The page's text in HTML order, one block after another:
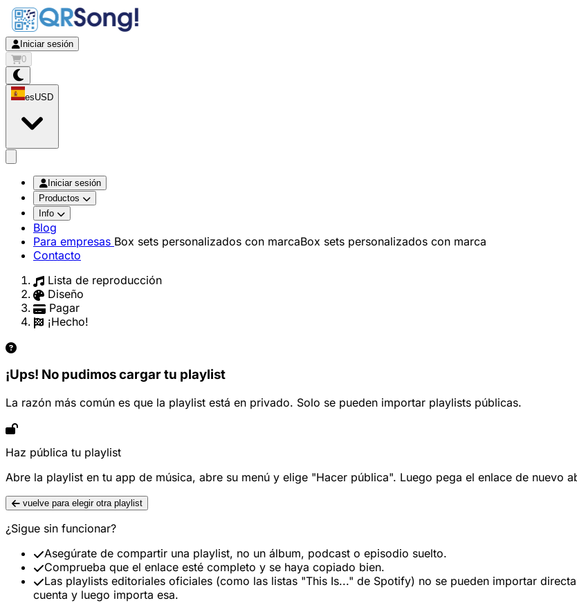
Iniciar sesión
0
esUSD
Iniciar sesión
Productos
Info
Blog
Para empresas Box sets personalizados con marcaBox sets personalizados con marca
Contacto
Lista de reproducción
Diseño
Pagar
¡Hecho!
¡Ups! No pudimos cargar tu playlist
La razón más común es que la playlist está en privado. Solo se pueden importar playlists públicas.
Haz pública tu playlist
Abre la playlist en tu app de música, abre su menú y elige "Hacer pública". Luego pega el enlace de nuevo
vuelve para elegir otra playlist
¿Sigue sin funcionar?
Asegúrate de compartir una playlist, no un álbum, podcast o episodio suelto.
Comprueba que el enlace esté completo y se haya copiado bien.
Las playlists editoriales oficiales (como las listas "This Is..." de Spotify) no se pueden importar
cuenta y luego importa esa.